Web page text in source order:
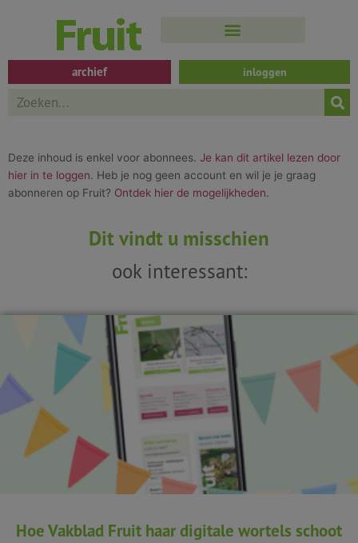
inhoud
archief inloggen
Search
Deze inhoud is enkel voor abonnees. Je kan dit artikel lezen door
hier in te loggen. Heb je nog geen account en wil je je graag
abonneren op Fruit? Ontdek hier de mogelijkheden.
Dit vindt u misschien
ook interessant:
Hoe Vakblad Fruit haar digitale wortels schoot